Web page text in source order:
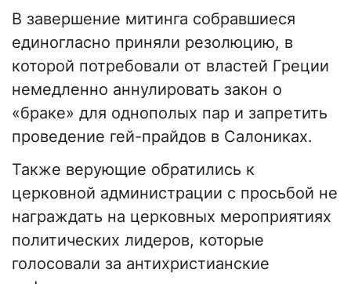
В завершение митинга собравшиеся
единогласно приняли резолюцию, в
которой потребовали от властей Греции
немедленно аннулировать закон о
«браке» для однополых пар и запретить
проведение гей-прайдов в Салониках.
Также верующие обратились к
церковной администрации с просьбой не
награждать на церковных мероприятиях
политических лидеров, которые
голосовали за антихристианские